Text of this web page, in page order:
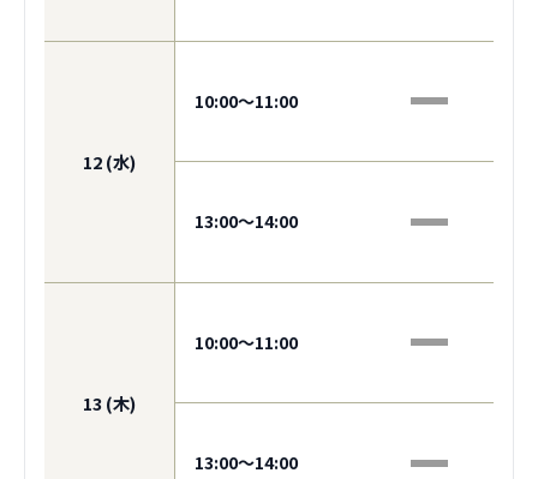
12 (水)
10:00〜11:00
13:00〜14:00
13 (木)
10:00〜11:00
13:00〜14:00